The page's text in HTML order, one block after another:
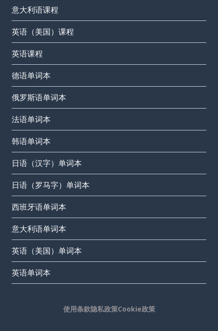
意大利语课程
英语（美国）课程
英语课程
德语单词本
俄罗斯语单词本
法语单词本
韩语单词本
日语（汉字）单词本
日语（罗马字）单词本
西班牙语单词本
意大利语单词本
英语（美国）单词本
英语单词本
使用条款隐私政策Cookie政策